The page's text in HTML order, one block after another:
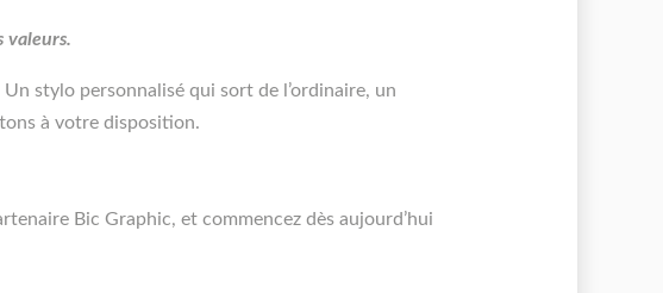
valeurs.
stylo personnalisé qui sort de l’ordinaire, un
à votre disposition.
Bic Graphic, et commencez dès aujourd’hui